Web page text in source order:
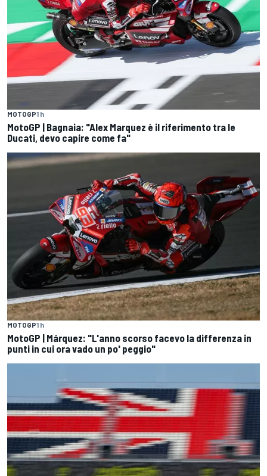
MOTOGP1 h
MotoGP | Bagnaia: "Alex Marquez è il riferimento tra le
Ducati, devo capire come fa"
MOTOGP1 h
MotoGP | Márquez: "L'anno scorso facevo la differenza in
punti in cui ora vado un po' peggio"